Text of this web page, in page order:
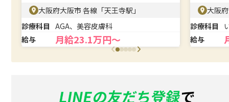
大阪府大阪市 各線「天王寺駅」
診療科目
AGA、美容皮膚科
給与
月給23.1万円〜
大阪
診療科目
給与